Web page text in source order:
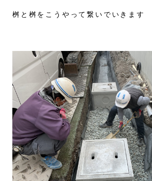
桝と桝をこうやって繋いでいきます